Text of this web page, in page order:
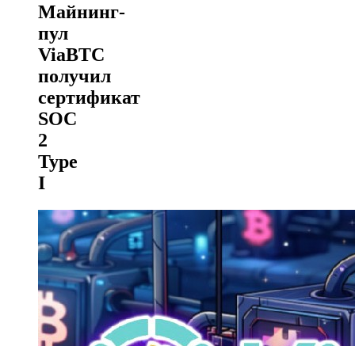
Майнинг-
пул
ViaBTC
получил
сертификат
SOC
2
Type
I